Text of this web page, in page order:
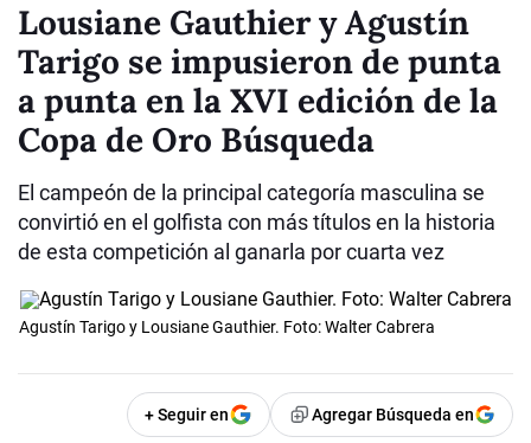
Lousiane Gauthier y Agustín
Tarigo se impusieron de punta
a punta en la XVI edición de la
Copa de Oro Búsqueda
El campeón de la principal categoría masculina se
convirtió en el golfista con más títulos en la historia
de esta competición al ganarla por cuarta vez
Agustín Tarigo y Lousiane Gauthier. Foto: Walter Cabrera
+ Seguir en Agregar Búsqueda en